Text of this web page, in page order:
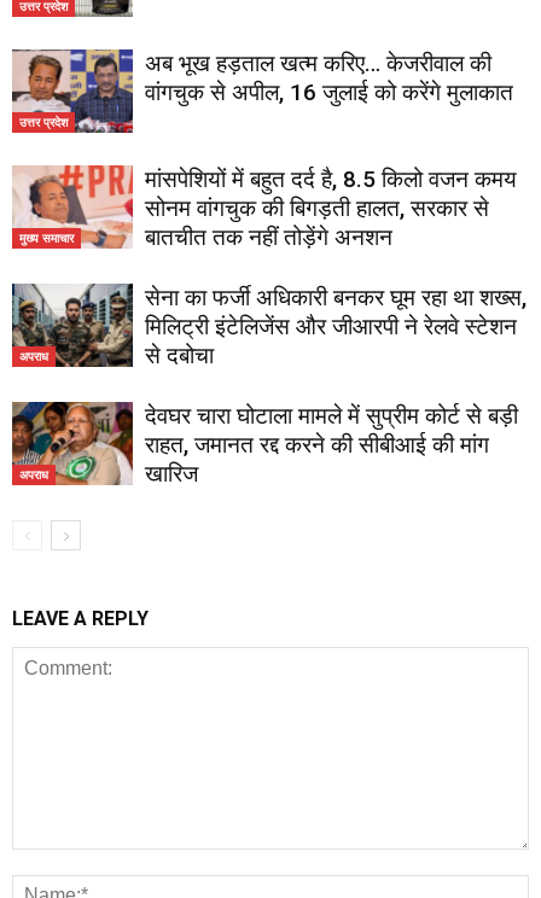
उत्तर प्रदेश
उत्तर प्रदेश
अब भूख हड़ताल खत्म करिए… केजरीवाल की
वांगचुक से अपील, 16 जुलाई को करेंगे मुलाकात
मुख्य समाचार
मांसपेशियों में बहुत दर्द है, 8.5 किलो वजन कमय
सोनम वांगचुक की बिगड़ती हालत, सरकार से
बातचीत तक नहीं तोड़ेंगे अनशन
अपराध
सेना का फर्जी अधिकारी बनकर घूम रहा था शख्स,
मिलिट्री इंटेलिजेंस और जीआरपी ने रेलवे स्टेशन
से दबोचा
अपराध
देवघर चारा घोटाला मामले में सुप्रीम कोर्ट से बड़ी
राहत, जमानत रद्द करने की सीबीआई की मांग
खारिज
LEAVE A REPLY